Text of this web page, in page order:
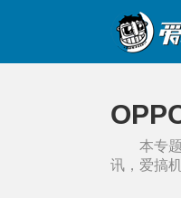
本专
讯，爱搞